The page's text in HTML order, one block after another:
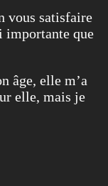
vous satisfaire
importante que
âge, elle m’a
elle, mais je